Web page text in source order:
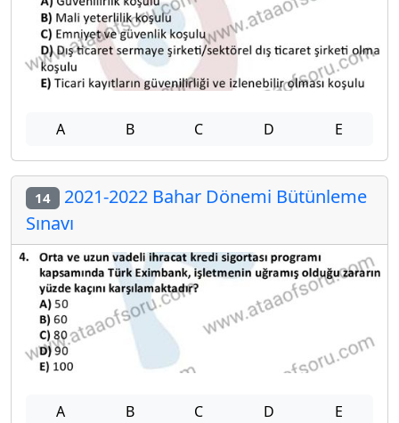
A B C D E
14 2021-2022 Bahar Dönemi Bütünleme
Sınavı
A B C D E